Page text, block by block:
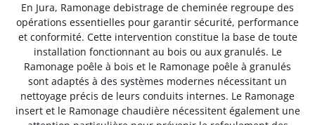
En Jura, Ramonage debistrage de cheminée regroupe des
opérations essentielles pour garantir sécurité, performance
et conformité. Cette intervention constitue la base de toute
installation fonctionnant au bois ou aux granulés. Le
Ramonage poêle à bois et le Ramonage poêle à granulés
sont adaptés à des systèmes modernes nécessitant un
nettoyage précis de leurs conduits internes. Le Ramonage
insert et le Ramonage chaudière nécessitent également une